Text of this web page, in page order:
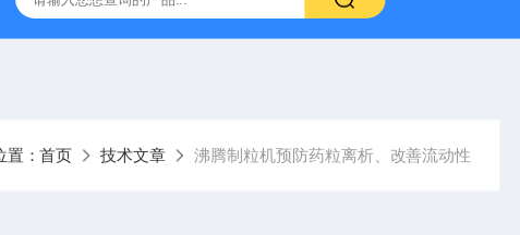
置：首页 技术文章 沸腾制粒机预防药粒离析、改善流动性